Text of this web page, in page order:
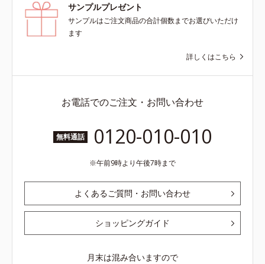
サンプルプレゼント
サンプルはご注文商品の合計個数までお選びいただけ
ます
詳しくはこちら
お電話でのご注文・お問い合わせ
無料通話 0120-010-010
午前9時より午後7時まで
よくあるご質問・お問い合わせ
ショッピングガイド
月末は混み合いますので